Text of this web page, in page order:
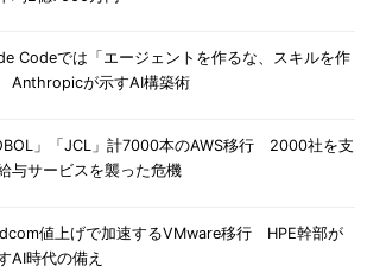
Codeでは「エージェントを作るな、スキルを作
Anthropicが示すAI構築術
」「JCL」計7000本のAWS移行 2000社を支
与サービスを襲った危機
値上げで加速するVMware移行 HPE幹部が
AI時代の備え